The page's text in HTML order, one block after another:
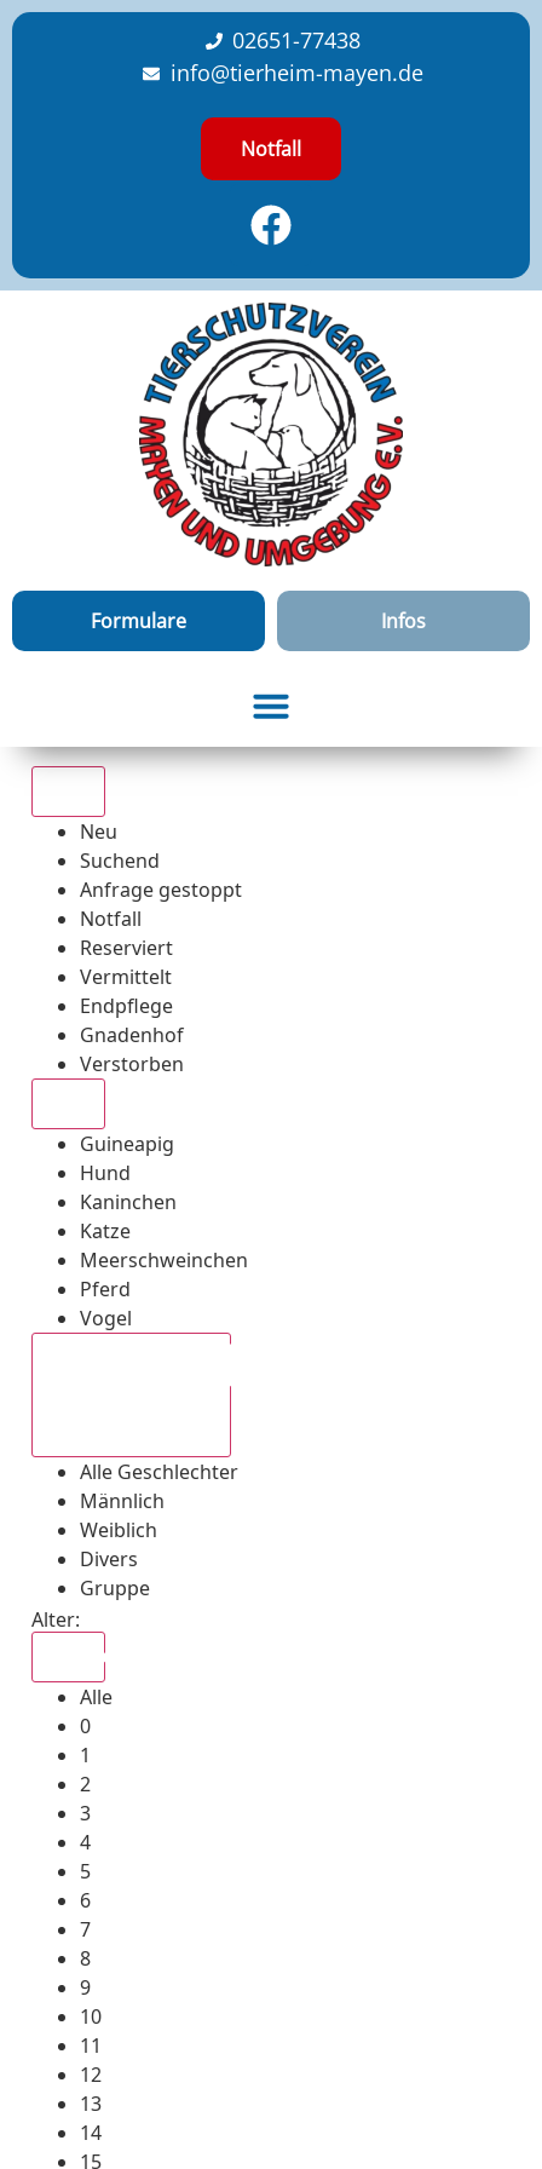
content
02651-77438
info@tierheim-mayen.de
Notfall
Formulare Infos
Neu
Suchend
Anfrage gestoppt
Notfall
Reserviert
Vermittelt
Endpflege
Gnadenhof
Verstorben
Guineapig
Hund
Kaninchen
Katze
Meerschweinchen
Pferd
Vogel
Alle Geschlechter
Männlich
Weiblich
Divers
Gruppe
Alter:
Alle
0
1
2
3
4
5
6
7
8
9
10
11
12
13
14
15